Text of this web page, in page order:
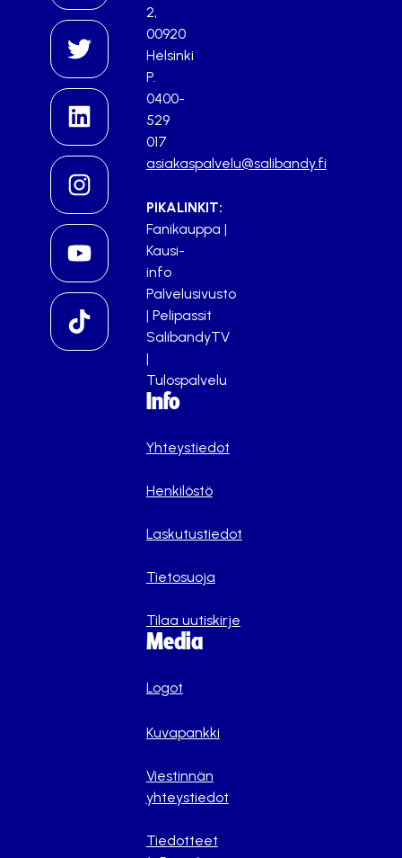
2,
00920
Helsinki
P.
0400-
529
017
asiakaspalvelu@salibandy.fi
PIKALINKIT:
Fanikauppa |
Kausi-
info
Palvelusivusto
| Pelipassit
SalibandyTV
|
Tulospalvelu
Info
Yhteystiedot
Henkilöstö
Laskutustiedot
Tietosuoja
Tilaa uutiskirje
Media
Logot
Kuvapankki
Viestinnän
yhteystiedot
Tiedotteet